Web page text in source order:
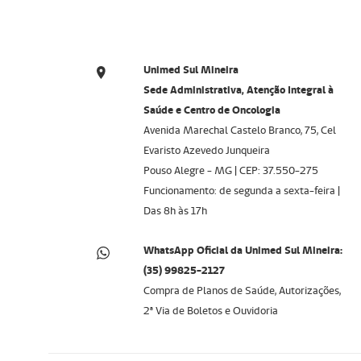
Unimed Sul Mineira
Sede Administrativa, Atenção Integral à
Saúde e Centro de Oncologia
Avenida Marechal Castelo Branco, 75, Cel
Evaristo Azevedo Junqueira
Pouso Alegre - MG | CEP: 37.550-275
Funcionamento: de segunda a sexta-feira |
Das 8h às 17h
WhatsApp Oficial da Unimed Sul Mineira:
(35) 99825-2127
Compra de Planos de Saúde, Autorizações,
2ª Via de Boletos e Ouvidoria